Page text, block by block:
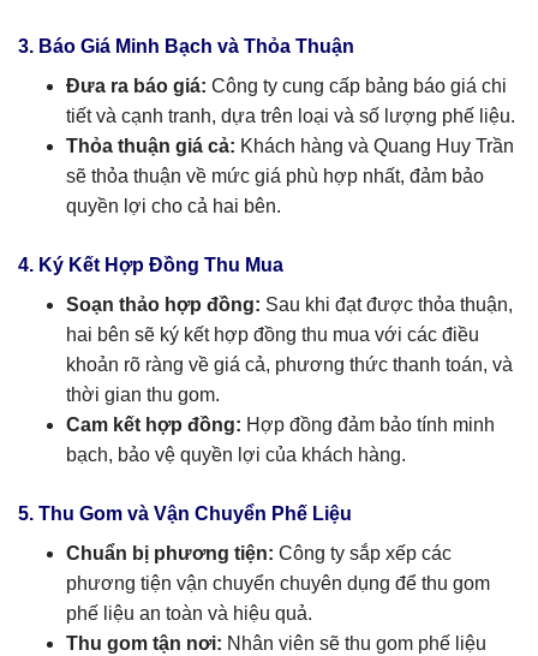
3. Báo Giá Minh Bạch và Thỏa Thuận
Đưa ra báo giá: Công ty cung cấp bảng báo giá chi
tiết và cạnh tranh, dựa trên loại và số lượng phế liệu.
Thỏa thuận giá cả: Khách hàng và Quang Huy Trần
sẽ thỏa thuận về mức giá phù hợp nhất, đảm bảo
quyền lợi cho cả hai bên.
4. Ký Kết Hợp Đồng Thu Mua
Soạn thảo hợp đồng: Sau khi đạt được thỏa thuận,
hai bên sẽ ký kết hợp đồng thu mua với các điều
khoản rõ ràng về giá cả, phương thức thanh toán, và
thời gian thu gom.
Cam kết hợp đồng: Hợp đồng đảm bảo tính minh
bạch, bảo vệ quyền lợi của khách hàng.
5. Thu Gom và Vận Chuyển Phế Liệu
Chuẩn bị phương tiện: Công ty sắp xếp các
phương tiện vận chuyển chuyên dụng để thu gom
phế liệu an toàn và hiệu quả.
Thu gom tận nơi: Nhân viên sẽ thu gom phế liệu